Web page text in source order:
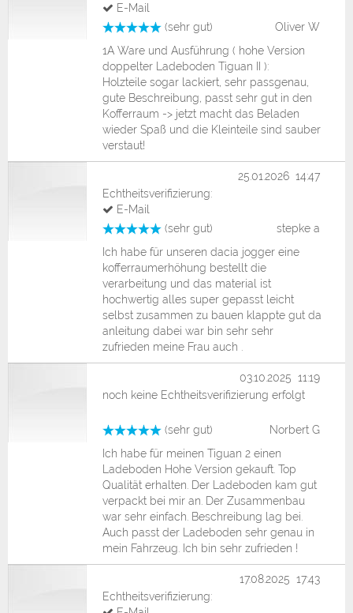
(sehr gut) Oliver W
E-Mail
1A Ware und Ausführung ( hohe Version
doppelter Ladeboden Tiguan II ):
Holzteile sogar lackiert, sehr passgenau,
gute Beschreibung, passt sehr gut in den
Kofferraum -> jetzt macht das Beladen
wieder Spaß und die Kleinteile sind sauber
verstaut!
(sehr gut) stepke a
25.01.2026 14:47
Echtheitsverifizierung:
E-Mail
Ich habe für unseren dacia jogger eine
kofferraumerhöhung bestellt die
verarbeitung und das material ist
hochwertig alles super gepasst leicht
selbst zusammen zu bauen klappte gut da
anleitung dabei war bin sehr sehr
zufrieden meine Frau auch .
(sehr gut) Norbert G
03.10.2025 11:19
noch keine Echtheitsverifizierung erfolgt
Ich habe für meinen Tiguan 2 einen
Ladeboden Hohe Version gekauft. Top
Qualität erhalten. Der Ladeboden kam gut
verpackt bei mir an. Der Zusammenbau
war sehr einfach. Beschreibung lag bei.
Auch passt der Ladeboden sehr genau in
mein Fahrzeug. Ich bin sehr zufrieden !
17.08.2025 17:43
Echtheitsverifizierung: